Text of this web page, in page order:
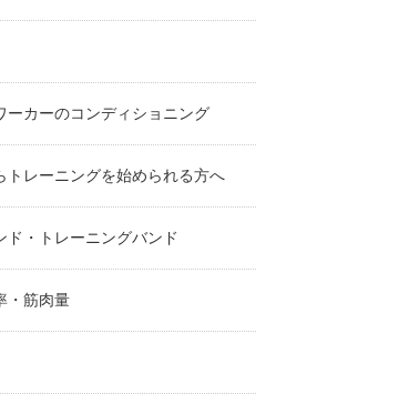
ーカーのコンディショニング
トレーニングを始められる方へ
ド・トレーニングバンド
・筋肉量